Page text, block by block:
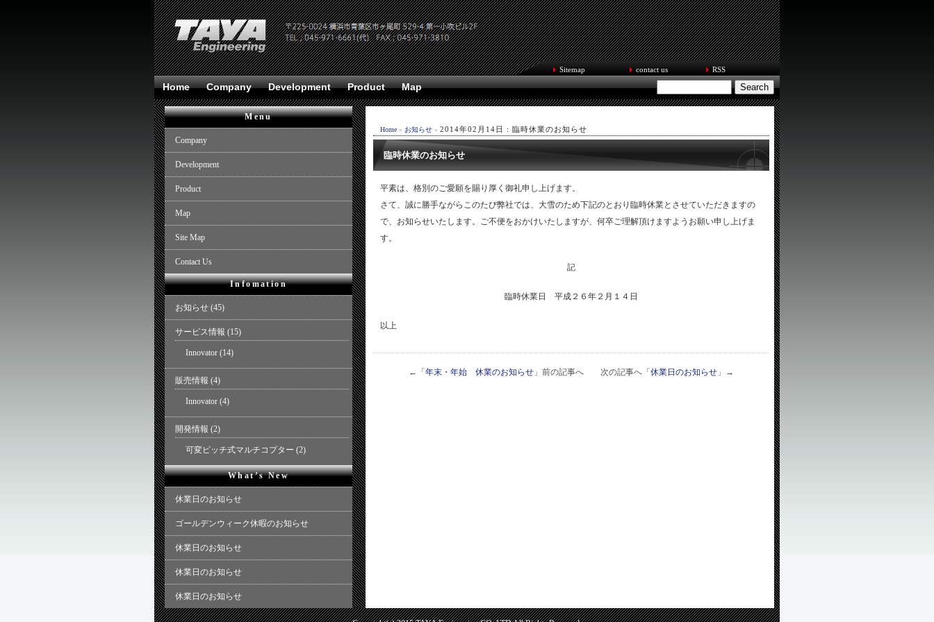
Sitemap contact us RSS
Home Company Development Product Map
Menu
Company
Development
Product
Map
Site Map
Contact Us
Infomation
お知らせ (45)
サービス情報 (15)
Innovator (14)
販売情報 (4)
Innovator (4)
開発情報 (2)
可変ピッチ式マルチコプター (2)
What’s New
休業日のお知らせ
ゴールデンウィーク休暇のお知らせ
休業日のお知らせ
休業日のお知らせ
休業日のお知らせ
Home » お知らせ » 2014年02月14日 : 臨時休業のお知らせ
臨時休業のお知らせ
平素は、格別のご愛願を賜り厚く御礼申し上げます。
さて、誠に勝手ながらこのたび弊社では、大雪のため下記のとおり臨時休業とさせていただきますの
で、お知らせいたします。ご不便をおかけいたしますが、何卒ご理解頂けますようお願い申し上げま
す。
記
臨時休業日 平成２６年２月１４日
以上
←「 年末・年始 休業のお知らせ 」前の記事へ 次の記事へ「 休業日のお知らせ 」→